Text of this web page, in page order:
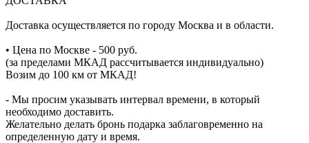
Доставка осуществляется по городу Москва и в области.
• Цена по Москве - 500 руб.
(за пределами МКАД рассчитывается индивидуально)
Возим до 100 км от МКАД!
- Мы просим указывать интервал времени, в который
необходимо доставить.
Желательно делать бронь подарка заблаговременно на
определенную дату и время.